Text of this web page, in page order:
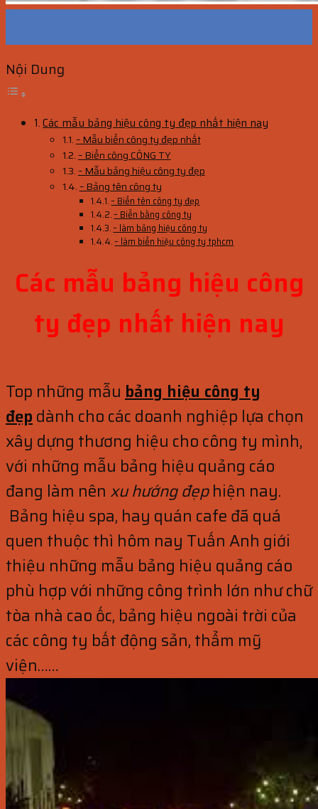
Nội Dung
Các mẫu bảng hiệu công ty đẹp nhất hiện nay
– Mẫu biển công ty đẹp nhất
– Biển công CÔNG TY
– Mẫu bảng hiệu công ty đẹp
– Bảng tên công ty
– Biển tên công ty đẹp
– Biển bằng công ty
– làm bảng hiệu công ty
– làm biển hiệu công ty tphcm
Các mẫu bảng hiệu công
ty đẹp nhất hiện nay
Top những mẫu bảng hiệu công ty
đẹp dành cho các doanh nghiệp lựa chọn
xây dựng thương hiệu cho công ty mình,
với những mẫu bảng hiệu quảng cáo
đang làm nên xu hướng đẹphiện nay.
Bảng hiệu spa, hay quán cafe đã quá
quen thuộc thì hôm nay Tuấn Anh giới
thiệu những mẫu bảng hiệu quảng cáo
phù hợp với những công trình lớn như chữ
tòa nhà cao ốc, bảng hiệu ngoài trời của
các công ty bất động sản, thẩm mỹ
viện……